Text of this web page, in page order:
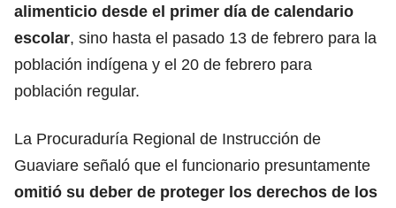
alimenticio desde el primer día de calendario
escolar, sino hasta el pasado 13 de febrero para la
población indígena y el 20 de febrero para
población regular.
La Procuraduría Regional de Instrucción de
Guaviare señaló que el funcionario presuntamente
omitió su deber de proteger los derechos de los